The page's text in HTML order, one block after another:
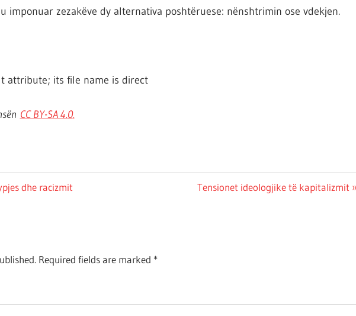
imponuar zezakëve dy alternativa poshtëruese: nënshtrimin ose vdekjen.
CC BY-SA 4.0.
dhe racizmit
Next
Tensionet ideologjike të kapitalizmit
Required fields are marked *